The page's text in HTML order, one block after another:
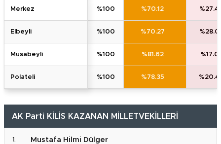
merkez %100 %70.12
elbeyli̇ %100 %70.27
musabeyli̇ %100 %81.62
polateli̇ %100 %78.35
AK Parti KİLİS KAZANAN MİLLETVEKİLLERİ
Mustafa Hilmi Dülger